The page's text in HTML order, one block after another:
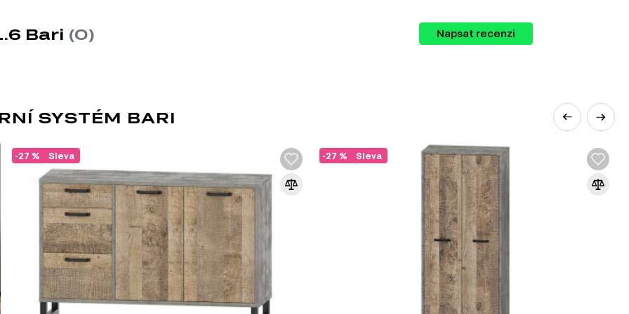
LOFT
Moderní směr, který je ideální pro studiové byty nebo jednopokojové byty. Loft styl
zahrnuje volné uspořádání, bez příček, připomínající byty v podkroví. Navzdory tomu
může být použit v jakékoli místnosti zdobením v tomto stylu. Styl je založen na
eklekticismu a kreativitě a závisí na vašich originálních nápadech, přesto je třeba
Bari (0) Napsat recenzi
SYSTÉM BARI
Sleva
-27 % Sleva
-27 %